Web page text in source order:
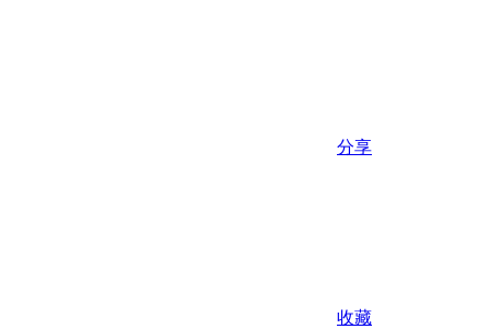
分享
收藏